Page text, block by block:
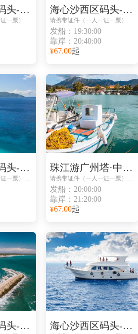
海心沙西区码头-海心沙西区码头
请携带证件（一人一证一票）避免无法登船
海心沙西区码头-海心沙西区码头
请携带证件（一人一证一票）避免无法登船
发船：19:30:00
靠岸：20:40:00
¥67.00起
海心沙西区码头-海心沙西区码头
请携带证件（一人一证一票）避免无法登船
珠江游广州塔·中大码头-珠江游广州塔·中大码头
请携带证件（一人一证一票）避免无法登船
发船：20:00:00
靠岸：21:20:00
¥67.00起
海心沙西区码头-海心沙西区码头 海心沙西区码头-海心沙西区码头